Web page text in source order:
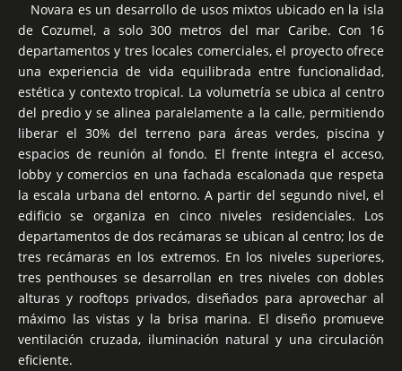
Novara es un desarrollo de usos mixtos ubicado en la isla
de Cozumel, a solo 300 metros del mar Caribe. Con 16
departamentos y tres locales comerciales, el proyecto ofrece
una experiencia de vida equilibrada entre funcionalidad,
estética y contexto tropical. La volumetría se ubica al centro
del predio y se alinea paralelamente a la calle, permitiendo
liberar el 30% del terreno para áreas verdes, piscina y
espacios de reunión al fondo. El frente integra el acceso,
lobby y comercios en una fachada escalonada que respeta
la escala urbana del entorno. A partir del segundo nivel, el
edificio se organiza en cinco niveles residenciales. Los
departamentos de dos recámaras se ubican al centro; los de
tres recámaras en los extremos. En los niveles superiores,
tres penthouses se desarrollan en tres niveles con dobles
alturas y rooftops privados, diseñados para aprovechar al
máximo las vistas y la brisa marina. El diseño promueve
ventilación cruzada, iluminación natural y una circulación
eficiente.